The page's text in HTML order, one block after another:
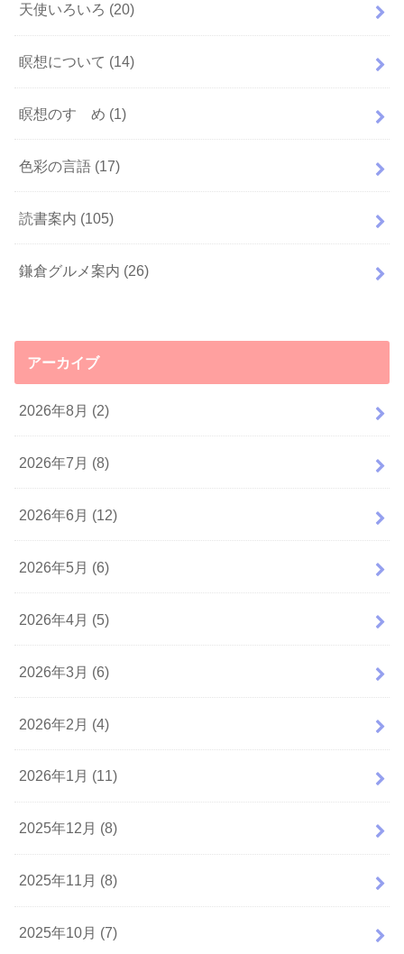
天使いろいろ (20)
瞑想について (14)
瞑想のすゝめ (1)
色彩の言語 (17)
読書案内 (105)
鎌倉グルメ案内 (26)
アーカイブ
2026年8月 (2)
2026年7月 (8)
2026年6月 (12)
2026年5月 (6)
2026年4月 (5)
2026年3月 (6)
2026年2月 (4)
2026年1月 (11)
2025年12月 (8)
2025年11月 (8)
2025年10月 (7)